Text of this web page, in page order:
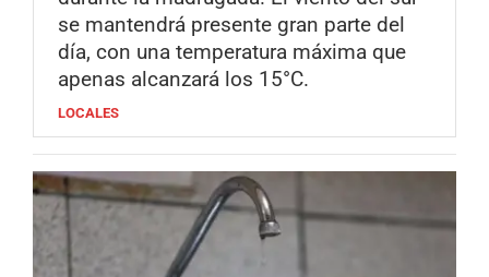
se mantendrá presente gran parte del
día, con una temperatura máxima que
apenas alcanzará los 15°C.
LOCALES